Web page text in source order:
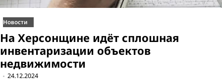
Новости
На Херсонщине идёт сплошная
инвентаризации объектов
недвижимости
24.12.2024